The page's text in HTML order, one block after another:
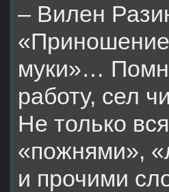
– Вилен
муки»…
работу, сел
Не только
«пожнями»,
и прочими